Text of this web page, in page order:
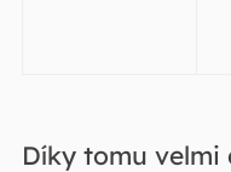
Díky tomu